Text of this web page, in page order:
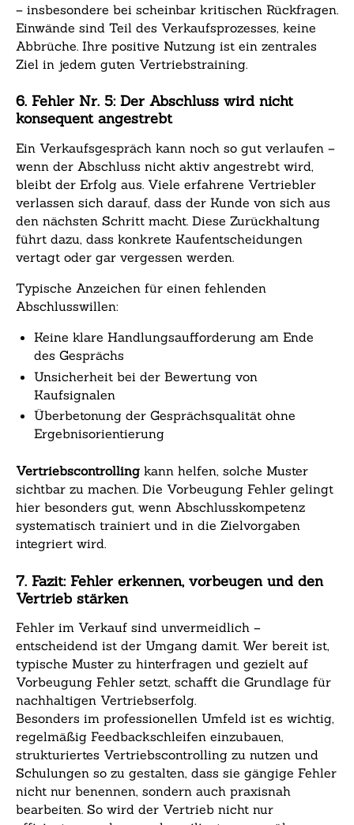
– insbesondere bei scheinbar kritischen Rückfragen.
Einwände sind Teil des Verkaufsprozesses, keine
Abbrüche. Ihre positive Nutzung ist ein zentrales
Ziel in jedem guten Vertriebstraining.
6. Fehler Nr. 5: Der Abschluss wird nicht
konsequent angestrebt
Ein Verkaufsgespräch kann noch so gut verlaufen –
wenn der Abschluss nicht aktiv angestrebt wird,
bleibt der Erfolg aus. Viele erfahrene Vertriebler
verlassen sich darauf, dass der Kunde von sich aus
den nächsten Schritt macht. Diese Zurückhaltung
führt dazu, dass konkrete Kaufentscheidungen
vertagt oder gar vergessen werden.
Typische Anzeichen für einen fehlenden
Abschlusswillen:
Keine klare Handlungsaufforderung am Ende
des Gesprächs
Unsicherheit bei der Bewertung von
Kaufsignalen
Überbetonung der Gesprächsqualität ohne
Ergebnisorientierung
Vertriebscontrollingkann helfen, solche Muster
sichtbar zu machen. Die Vorbeugung Fehler gelingt
hier besonders gut, wenn Abschlusskompetenz
systematisch trainiert und in die Zielvorgaben
integriert wird.
7. Fazit: Fehler erkennen, vorbeugen und den
Vertrieb stärken
Fehler im Verkauf sind unvermeidlich –
entscheidend ist der Umgang damit. Wer bereit ist,
typische Muster zu hinterfragen und gezielt auf
Vorbeugung Fehler setzt, schafft die Grundlage für
nachhaltigen Vertriebserfolg.
Besonders im professionellen Umfeld ist es wichtig,
regelmäßig Feedbackschleifen einzubauen,
strukturiertes Vertriebscontrolling zu nutzen und
Schulungen so zu gestalten, dass sie gängige Fehler
nicht nur benennen, sondern auch praxisnah
bearbeiten. So wird der Vertrieb nicht nur